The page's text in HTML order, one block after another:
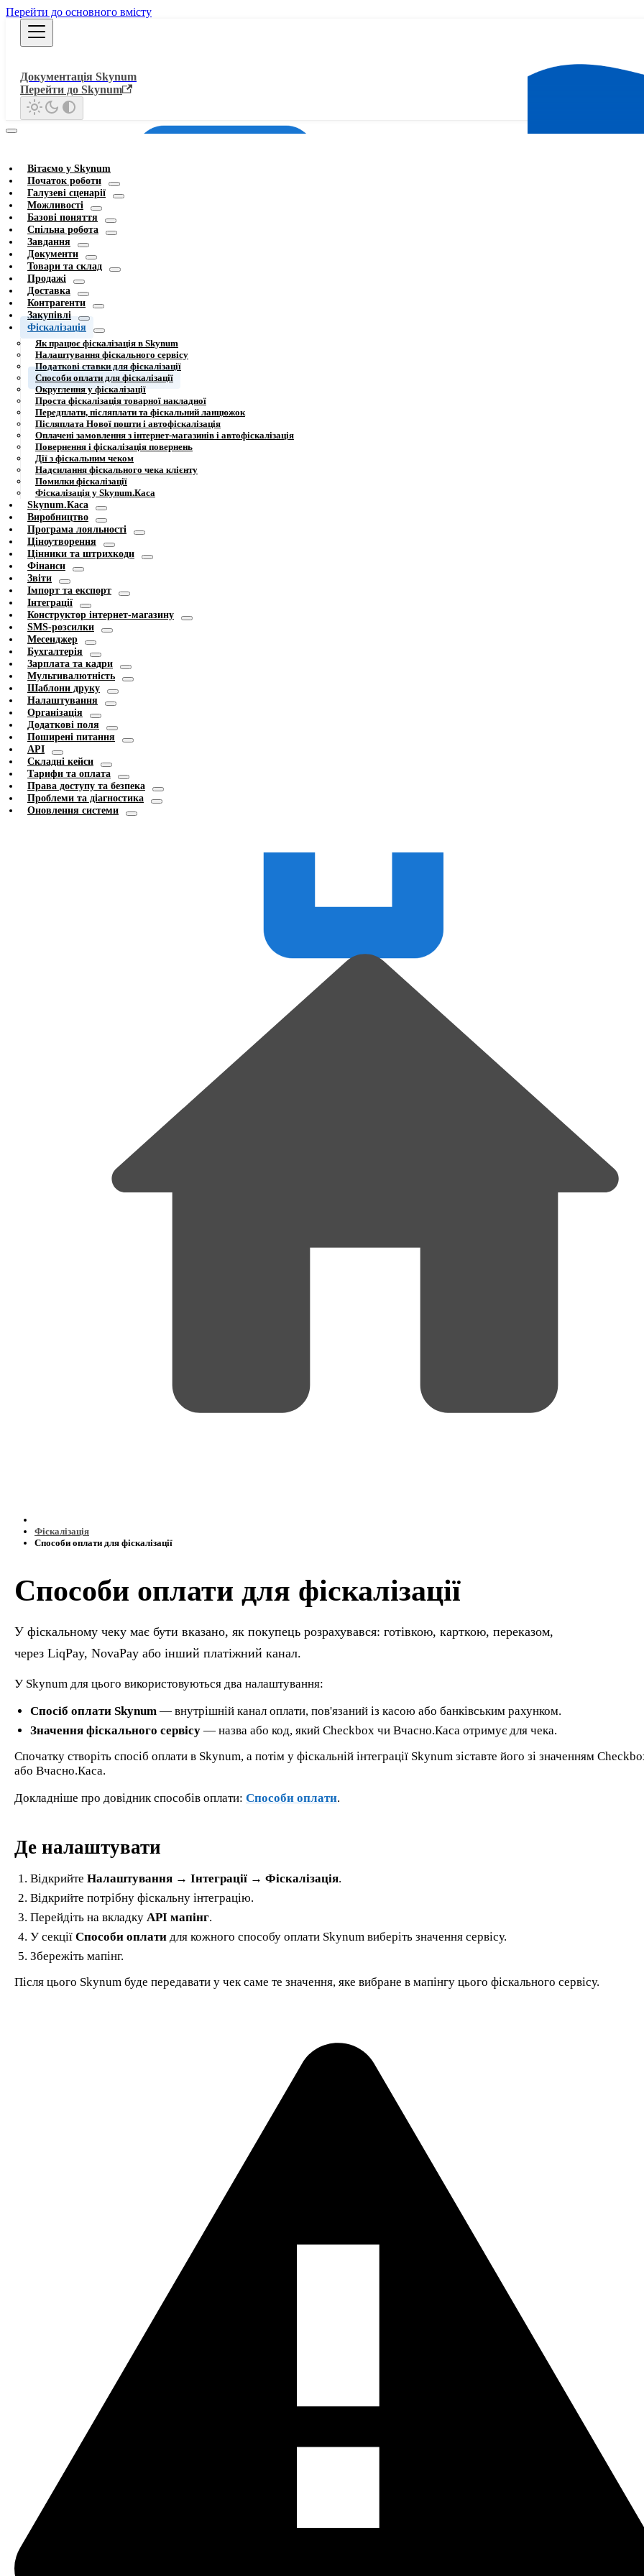
Перейти до основного вмісту
Документація Skynum
Перейти до Skynum
Вітаємо у Skynum
Початок роботи
Галузеві сценарії
Можливості
Базові поняття
Спільна робота
Завдання
Документи
Товари та склад
Продажі
Доставка
Контрагенти
Закупівлі
Фіскалізація
Як працює фіскалізація в Skynum
Налаштування фіскального сервісу
Податкові ставки для фіскалізації
Способи оплати для фіскалізації
Округлення у фіскалізації
Проста фіскалізація товарної накладної
Передплати, післяплати та фіскальний ланцюжок
Післяплата Нової пошти і автофіскалізація
Оплачені замовлення з інтернет-магазинів і автофіскалізація
Повернення і фіскалізація повернень
Дії з фіскальним чеком
Надсилання фіскального чека клієнту
Помилки фіскалізації
Фіскалізація у Skynum.Каса
Skynum.Каса
Виробництво
Програма лояльності
Ціноутворення
Цінники та штрихкоди
Фінанси
Звіти
Імпорт та експорт
Інтеграції
Конструктор інтернет-магазину
SMS-розсилки
Месенджер
Бухгалтерія
Зарплата та кадри
Мультивалютність
Шаблони друку
Налаштування
Організація
Додаткові поля
Поширені питання
API
Складні кейси
Тарифи та оплата
Права доступу та безпека
Проблеми та діагностика
Оновлення системи
Фіскалізація
Способи оплати для фіскалізації
Способи оплати для фіскалізації
У фіскальному чеку має бути вказано, як покупець розрахувався: готівкою, карткою, переказом,
через LiqPay, NovaPay або інший платіжний канал.
У Skynum для цього використовуються два налаштування:
Спосіб оплати Skynum— внутрішній канал оплати, пов'язаний із касою або банківським рахунком.
Значення фіскального сервісу— назва або код, який Checkbox чи Вчасно.Каса отримує для чека.
Спочатку створіть спосіб оплати в Skynum, а потім у фіскальній інтеграції Skynum зіставте його зі значенням
або Вчасно.Каса.
Докладніше про довідник способів оплати: Способи оплати.
Де налаштувати
Відкрийте Налаштування → Інтеграції → Фіскалізація.
Відкрийте потрібну фіскальну інтеграцію.
Перейдіть на вкладку API мапінг.
У секції Способи оплатидля кожного способу оплати Skynum виберіть значення сервісу.
Збережіть мапінг.
Після цього Skynum буде передавати у чек саме те значення, яке вибране в мапінгу цього фіскального сервісу.